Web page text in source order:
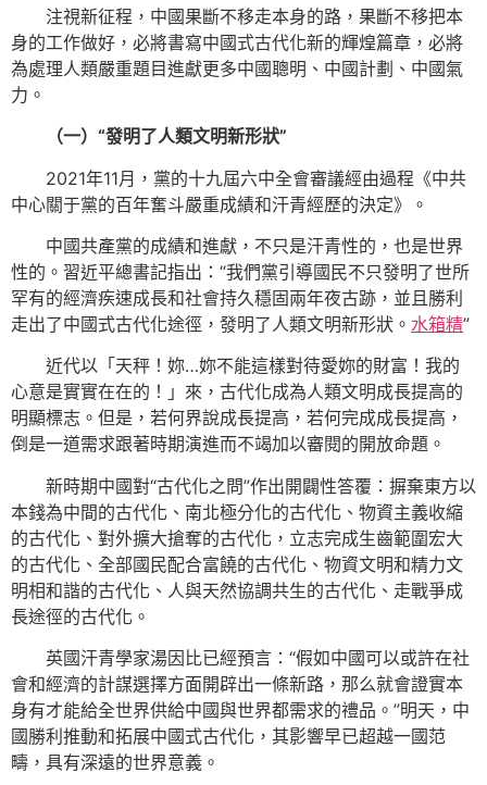
注視新征程，中國果斷不移走本身的路，果斷不移把本
身的工作做好，必將書寫中國式古代化新的輝煌篇章，必將
為處理人類嚴重題目進獻更多中國聰明、中國計劃、中國氣
力。
（一）“發明了人類文明新形狀”
2021年11月，黨的十九屆六中全會審議經由過程《中共
中心關于黨的百年奮斗嚴重成績和汗青經歷的決定》。
中國共產黨的成績和進獻，不只是汗青性的，也是世界
性的。習近平總書記指出：“我們黨引導國民不只發明了世所
罕有的經濟疾速成長和社會持久穩固兩年夜古跡，並且勝利
走出了中國式古代化途徑，發明了人類文明新形狀。 水箱精”
近代以「天秤！妳…妳不能這樣對待愛妳的財富！我的
心意是實實在在的！」來，古代化成為人類文明成長提高的
明顯標志。但是，若何界說成長提高，若何完成成長提高，
倒是一道需求跟著時期演進而不竭加以審閱的開放命題。
新時期中國對“古代化之問”作出開闢性答覆：摒棄東方以
本錢為中間的古代化、南北極分化的古代化、物資主義收縮
的古代化、對外擴大搶奪的古代化，立志完成生齒範圍宏大
的古代化、全部國民配合富饒的古代化、物資文明和精力文
明相和諧的古代化、人與天然協調共生的古代化、走戰爭成
長途徑的古代化。
英國汗青學家湯因比已經預言：“假如中國可以或許在社
會和經濟的計謀選擇方面開辟出一條新路，那么就會證實本
身有才能給全世界供給中國與世界都需求的禮品。”明天，中
國勝利推動和拓展中國式古代化，其影響早已超越一國范
疇，具有深遠的世界意義。